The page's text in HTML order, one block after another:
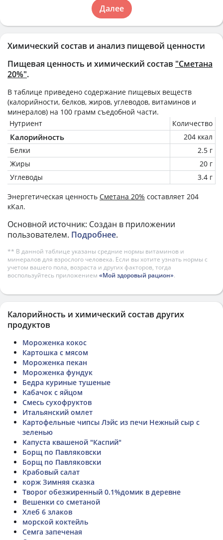
Химический состав и анализ пищевой ценности
Пищевая ценность и химический состав "Сметана
20%".
В таблице приведено содержание пищевых веществ
(калорийности, белков, жиров, углеводов, витаминов и
минералов) на 100 грамм съедобной части.
Нутриент
Количество
Калорийность
204 ккал
Белки
2.5 г
Жиры
20 г
Углеводы
3.4 г
Энергетическая ценность Сметана 20% составляет 204
кКал.
Основной источник: Создан в приложении
пользователем. Подробнее.
** В данной таблице указаны средние нормы витаминов и
минералов для взрослого человека. Если вы хотите узнать нормы с
учетом вашего пола, возраста и других факторов, тогда
воспользуйтесь приложением «Мой здоровый рацион».
Далее
Калорийность и химический состав других
продуктов
Мороженка кокос
Картошка с мясом
Мороженка пекан
Мороженка фундук
Бедра куриные тушеные
Кабачок с яйцом
Смесь сухофруктов
Итальянский омлет
Картофельные чипсы Лэйс из печи Нежный сыр с
зеленью
Капуста квашеной "Каспий"
Борщ по Павляковски
Борщ по Павляковски
Крабовый салат
корж Зимняя сказка
Творог обезжиренный 0.1%домик в деревне
Вешенки со сметаной
Хлеб 6 злаков
морской коктейль
Семга запеченая